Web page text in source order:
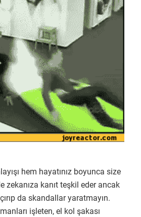
hem hayatınız boyunca size
zekanıza kanıt teşkil eder ancak
da skandallar yaratmayın.
işleten, el kol şakası